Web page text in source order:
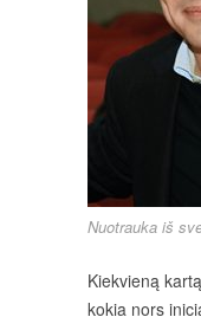
Nuotrauka iš
Kiekvieną
kokia nors